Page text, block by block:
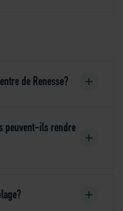
de Renesse?
peuvent-ils rendre